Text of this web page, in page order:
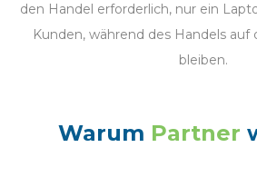
den Handel erforderlich, nur ein
Kunden, während des Handels
bleiben.
Warum Partner